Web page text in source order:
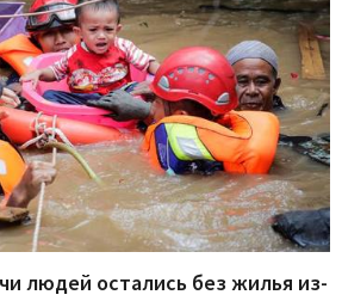
людей остались без жилья из-